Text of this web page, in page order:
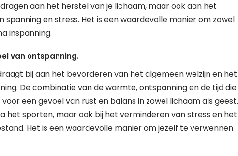
aan het herstel van je lichaam, maar ook aan het
en stress. Het is een waardevolle manier om zowel
inspanning.
van ontspanning.
bij aan het bevorderen van het algemeen welzijn en het
De combinatie van de warmte, ontspanning en de tijd die
een gevoel van rust en balans in zowel lichaam als geest.
het sporten, maar ook bij het verminderen van stress en het
Het is een waardevolle manier om jezelf te verwennen